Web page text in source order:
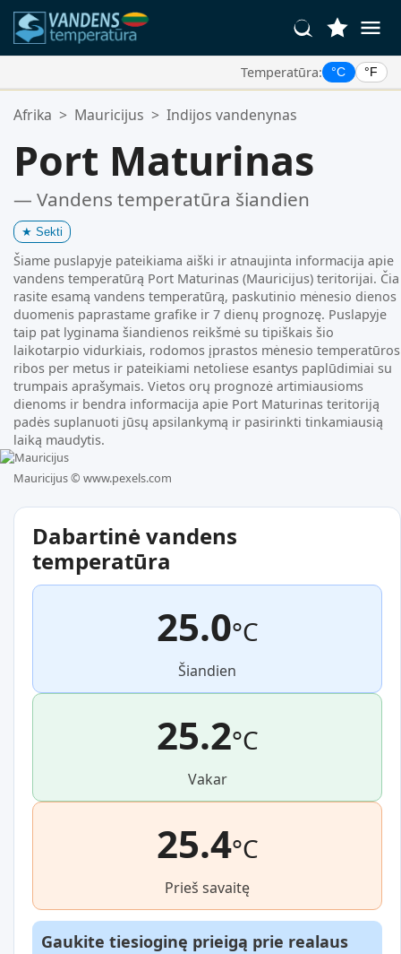
Temperatūra: °C °F
Jūsų Mėgstamiausios Vietos:
Afrika > Mauricijus > Indijos vandenynas
Port Maturinas
— Vandens temperatūra šiandien
★ Sekti
Šiame puslapyje pateikiama aiški ir atnaujinta informacija apie
vandens temperatūrą Port Maturinas (Mauricijus) teritorijai. Čia
rasite esamą vandens temperatūrą, paskutinio mėnesio dienos
duomenis paprastame grafike ir 7 dienų prognozę. Puslapyje
taip pat lyginama šiandienos reikšmė su tipiškais šio
laikotarpio vidurkiais, rodomos įprastos mėnesio temperatūros
ribos per metus ir pateikiami netoliese esantys paplūdimiai su
trumpais aprašymais. Vietos orų prognozė artimiausioms
dienoms ir bendra informacija apie Port Maturinas teritoriją
padės suplanuoti jūsų apsilankymą ir pasirinkti tinkamiausią
laiką maudytis.
Mauricijus © www.pexels.com
Dabartinė vandens
temperatūra
25.0°C
Šiandien
25.2°C
Vakar
25.4°C
Prieš savaitę
Gaukite tiesioginę prieigą prie realaus